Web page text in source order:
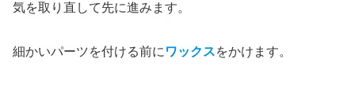
気を取り直して先に進みます。
細かいパーツを付ける前に ワックスをかけます。